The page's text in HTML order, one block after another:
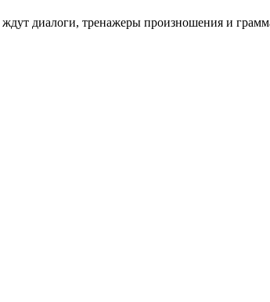
диалоги, тренажеры произношения и